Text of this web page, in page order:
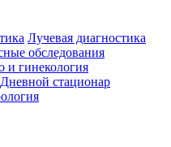
Лучевая диагностика
обследования
и гинекология
Дневной стационар